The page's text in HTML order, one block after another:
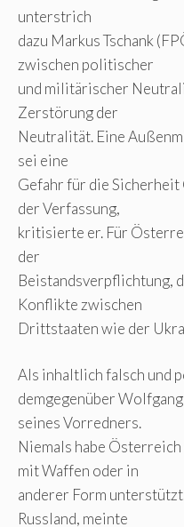
unterstrich
dazu Markus Tschank
zwischen politischer
und militärischer
Zerstörung der
Neutralität. Eine
sei eine
Gefahr für die
der Verfassung,
kritisierte er. Für
der
Beistandsverpflichtung,
Konflikte zwischen
Drittstaaten wie der
Als inhaltlich falsch und
demgegenüber
seines Vorredners.
Niemals habe
mit Waffen oder in
anderer Form
Russland, meinte